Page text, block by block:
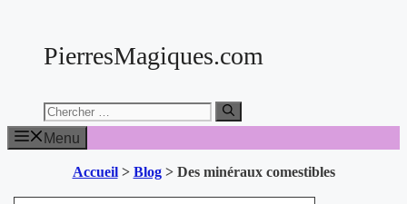
contenuPierresMagiques.com
Chercher:
Menu
Accueil> Blog> Des minéraux comestibles